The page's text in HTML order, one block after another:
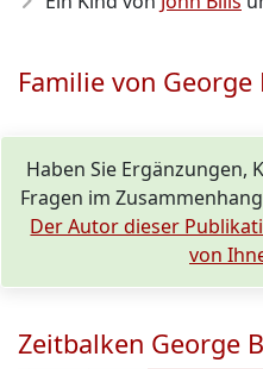
Familie von George
Haben Sie Ergänzungen,
Fragen im
Der Autor dieser
von
Zeitbalken George